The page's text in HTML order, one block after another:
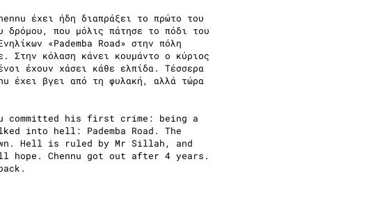
έχει ήδη διαπράξει το πρώτο του
δρόμου, που μόλις πάτησε το πόδι του
«Pademba Road» στην πόλη
Στην κόλαση κάνει κουμάντο ο κύριος
έχουν χάσει κάθε ελπίδα. Τέσσερα
έχει βγει από τη φυλακή, αλλά τώρα
committed his first crime: being a
into hell: Pademba Road. The
Hell is ruled by Mr Sillah, and
hope. Chennu got out after 4 years.